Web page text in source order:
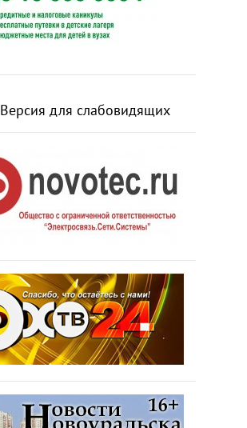
Версия для слабовидящих